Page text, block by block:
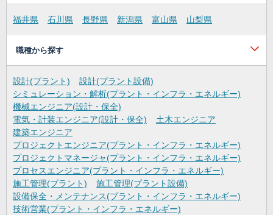
福井県 石川県 長野県 新潟県 富山県 山梨県
職種から探す
設計(プラント)
設計(プラント設備)
シミュレーション・解析(プラント・インフラ・エネルギー)
機械エンジニア(設計・保全)
電気・計装エンジニア(設計・保全)
土木エンジニア
建築エンジニア
プロジェクトエンジニア(プラント・インフラ・エネルギー)
プロジェクトマネージャ(プラント・インフラ・エネルギー)
プロセスエンジニア(プラント・インフラ・エネルギー)
施工管理(プラント)
施工管理(プラント設備)
設備保全・メンテナンス(プラント・インフラ・エネルギー)
技術営業(プラント・インフラ・エネルギー)